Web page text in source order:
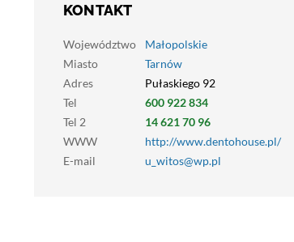
KONTAKT
Województwo
Małopolskie
Miasto
Tarnów
Adres
Pułaskiego 92
Tel
600 922 834
Tel 2
14 621 70 96
WWW
http://www.dentohouse.pl/
E-mail
u_witos@wp.pl